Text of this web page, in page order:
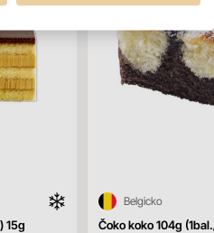
15g
Čoko koko 104g
Belgicko